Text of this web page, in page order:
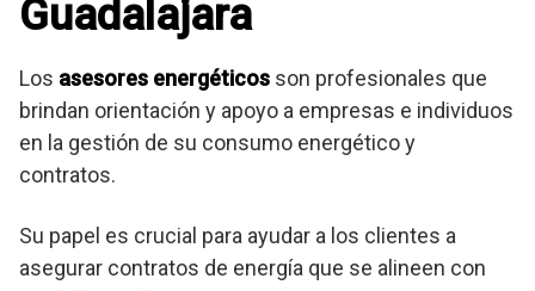
Guadalajara
Los asesores energéticos son profesionales que
brindan orientación y apoyo a empresas e individuos
en la gestión de su consumo energético y
contratos.
Su papel es crucial para ayudar a los clientes a
asegurar contratos de energía que se alineen con